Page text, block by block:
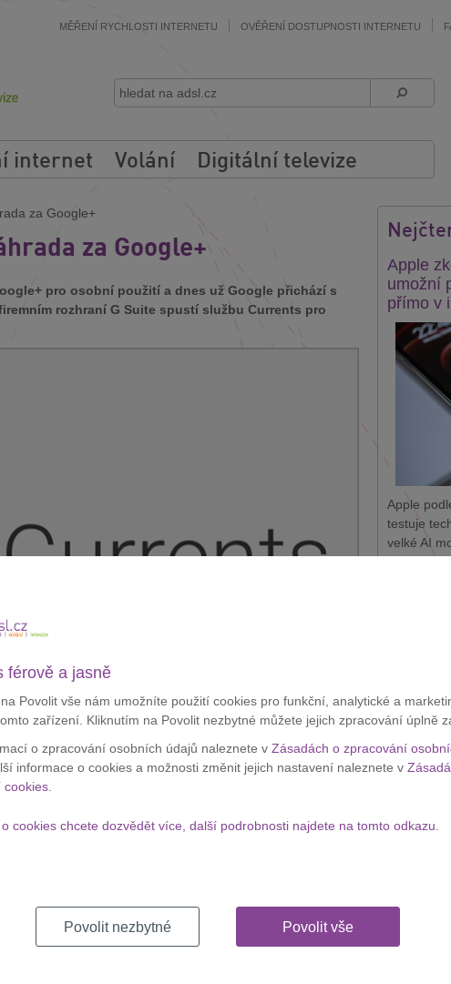
MĚŘENÍ RYCHLOSTI INTERNETU OVĚŘENÍ DOSTUPNOSTI INTERNETU
internet Volání Digitální televize
za Google+
za Google+
pro osobní použití a dnes už Google přichází s
rozhraní G Suite spustí službu Currents pro
nabídne privátní sociální síť
, na které mezi sebou budou
Můžete se tak těšit nabílý Material Design, kterým
přiřazení priority
Apple
umožní
přímo v
Apple
testuje
velké AI
Apple
Apple
získávání
Apple
férově a jasně
Povolit vše nám umožníte použití cookies pro funkční, analytické a
zařízení. Kliknutím na Povolit nezbytné můžete jejich zpracování úplně
o zpracování osobních údajů naleznete v Zásadách o zpracování
informace o cookies a možnosti změnit jejich nastavení naleznete v
cookies.
cookies chcete dozvědět více, další podrobnosti najdete na tomto odkazu.
Povolit nezbytné Povolit vše